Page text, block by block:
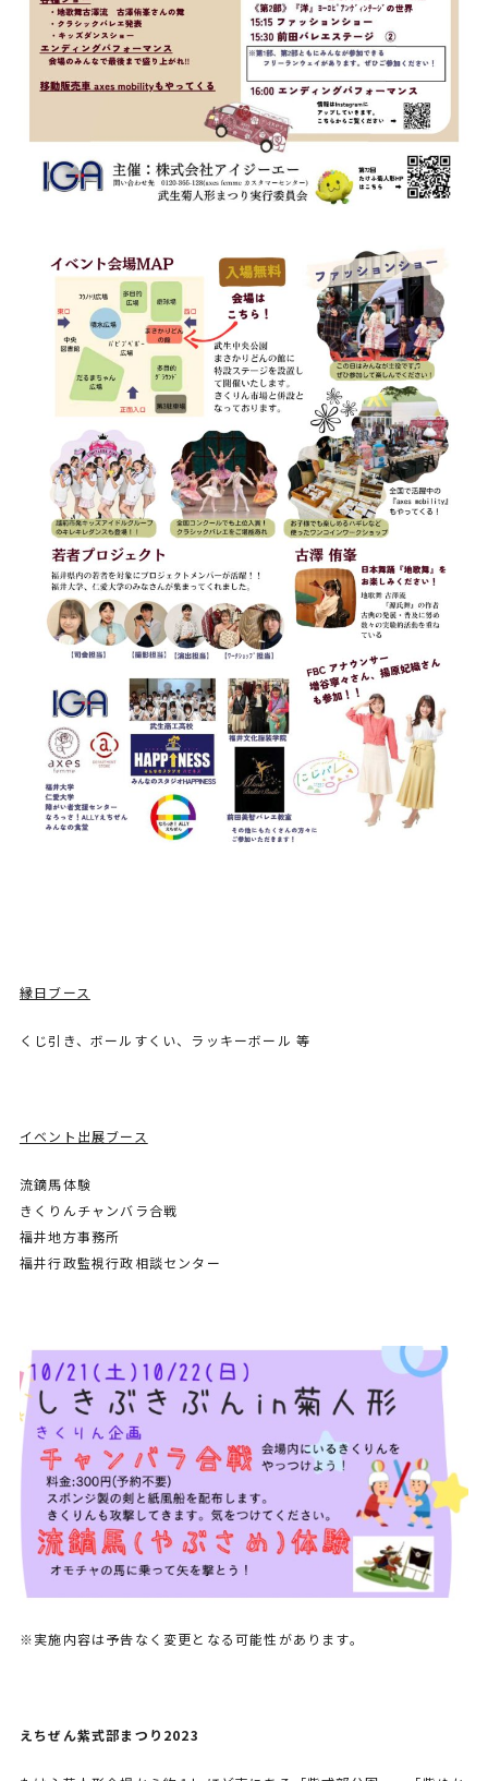
縁日ブース
くじ引き、ボールすくい、ラッキーボール 等
イベント出展ブース
流鏑馬体験
きくりんチャンバラ合戦
福井地方事務所
福井行政監視行政相談センター
※実施内容は予告なく変更となる可能性があります。
えちぜん紫式部まつり2023